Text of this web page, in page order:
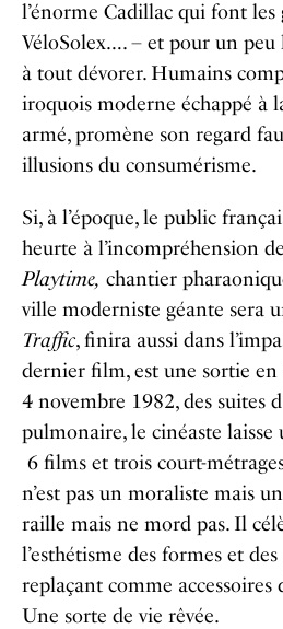
l’énorme Cadillac qui font les
VéloSolex…. – et pour un peu
à tout dévorer. Humains
iroquois moderne échappé à
armé, promène son regard
illusions du consumérisme.
Si, à l’époque, le public
heurte à l’incompréhension
Playtime, chantier
ville moderniste géante sera
Traffic, finira aussi dans
dernier film, est une sortie en
4 novembre 1982, des suites
pulmonaire, le cinéaste laisse
6 films et trois court-
n’est pas un moraliste mais
raille mais ne mord pas. Il
l’esthétisme des formes et
replaçant comme accessoires
Une sorte de vie rêvée.